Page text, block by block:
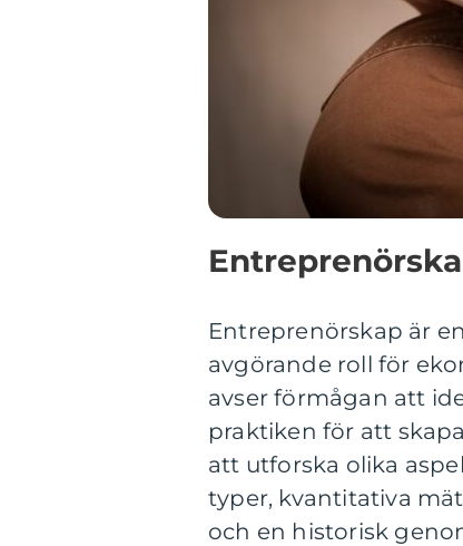
Entreprenörskap är
avgörande roll för
avser förmågan att
praktiken för att
att utforska olika
typer, kvantitativa
och en historisk